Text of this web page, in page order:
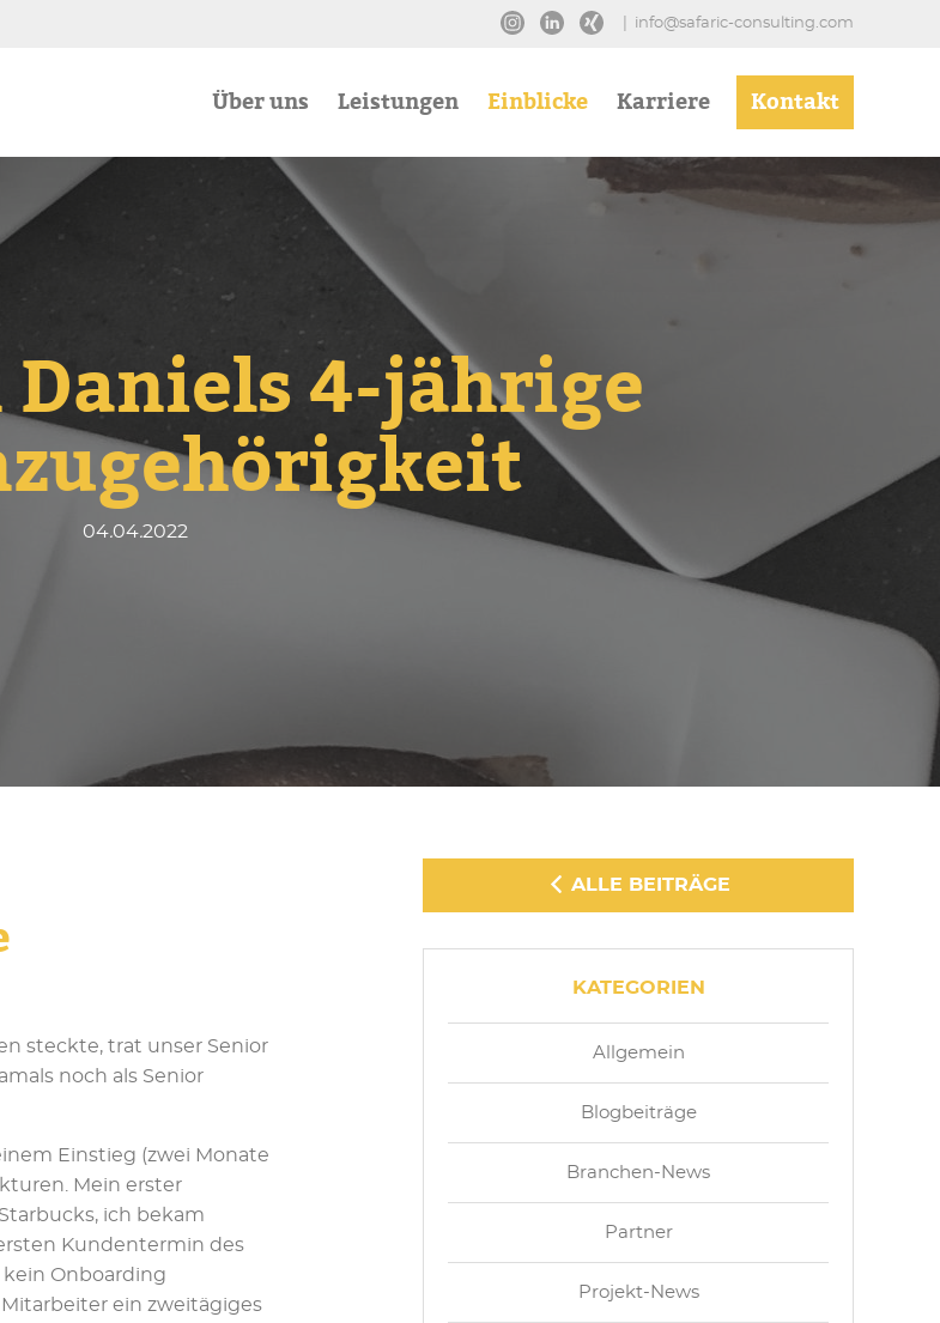
info@safaric-consulting.com
Über uns Leistungen Einblicke Karriere Kontakt
4-jährige
04.04.2022
steckte, trat unser Senior
noch als Senior
Einstieg (zwei Monate
Mein erster
ich bekam
Kundentermin des
Onboarding
ein zweitägiges
ALLE BEITRÄGE
KATEGORIEN
Allgemein
Blogbeiträge
Branchen-News
Partner
Projekt-News